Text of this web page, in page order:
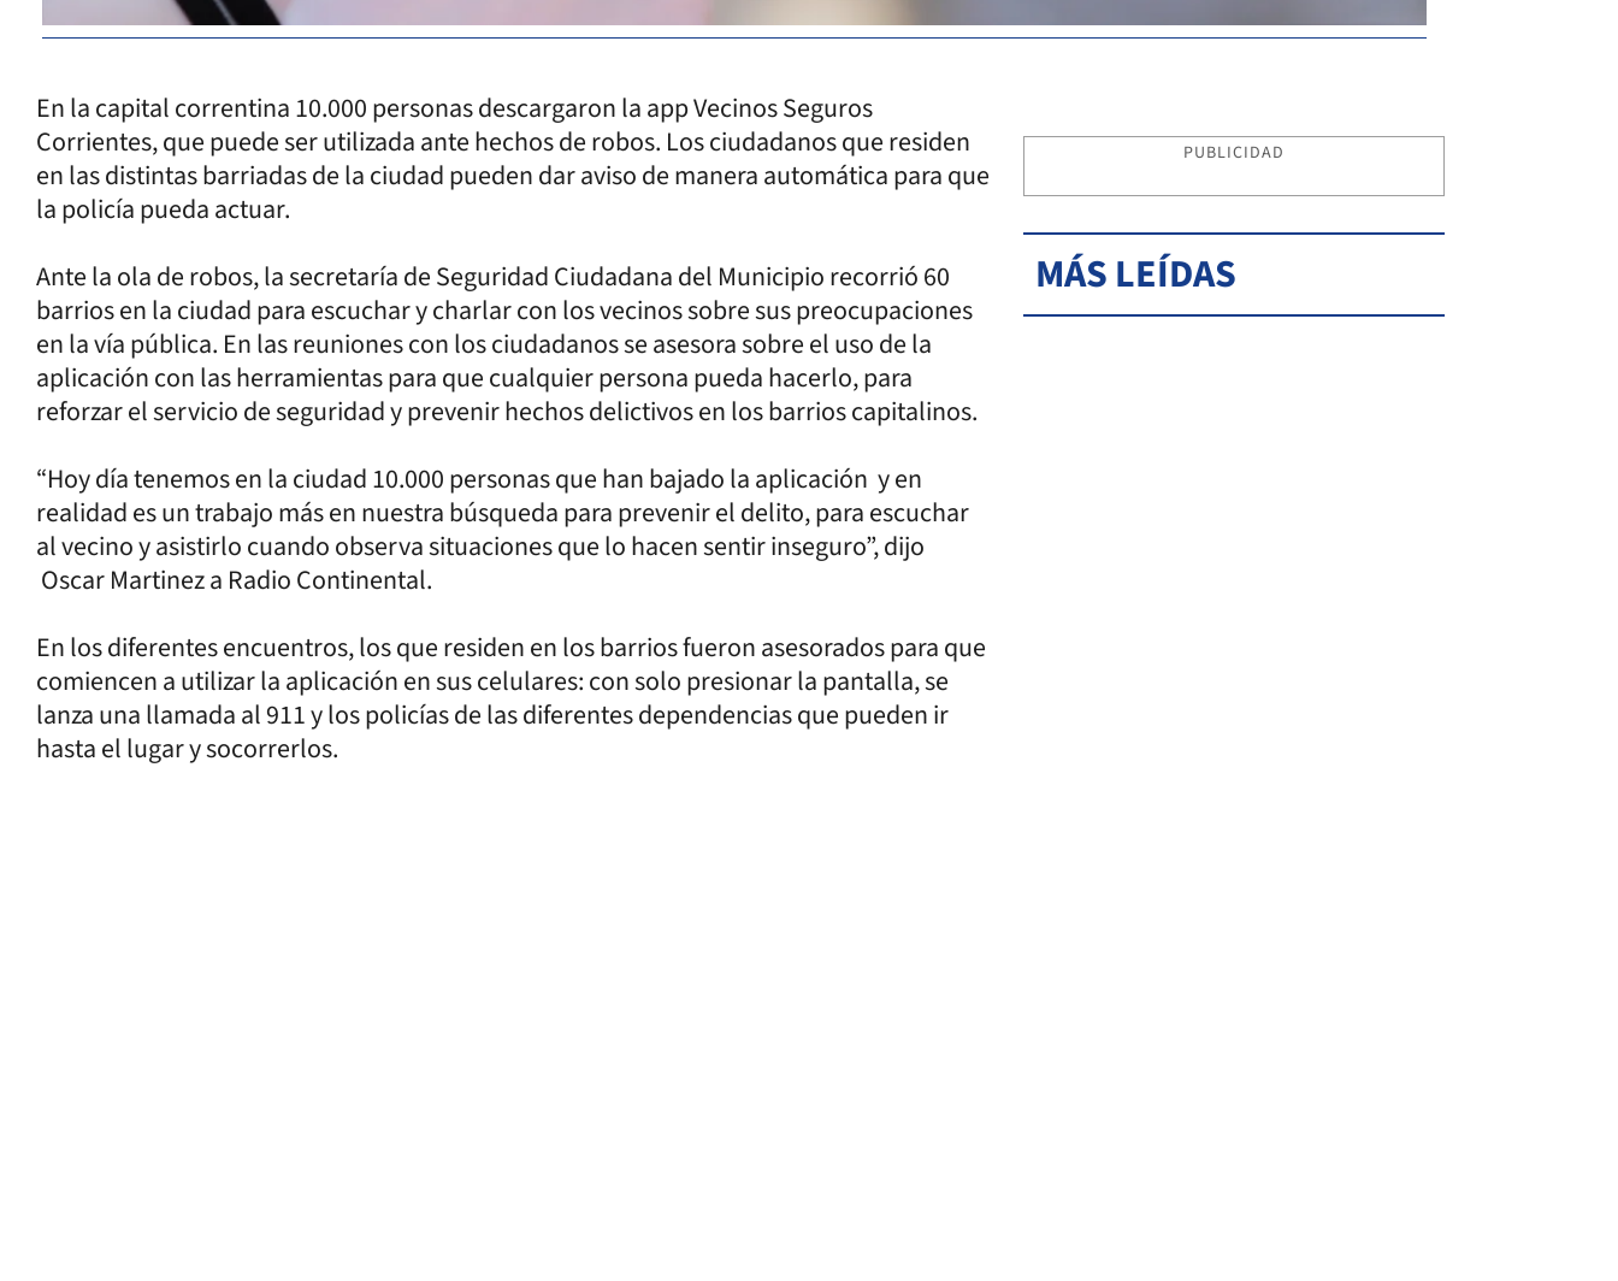
En la capital correntina 10.000 personas descargaron la app Vecinos Seguros
Corrientes, que puede ser utilizada ante hechos de robos. Los ciudadanos que residen
en las distintas barriadas de la ciudad pueden dar aviso de manera automática para que
la policía pueda actuar.
Ante la ola de robos, la secretaría de Seguridad Ciudadana del Municipio recorrió 60
barrios en la ciudad para escuchar y charlar con los vecinos sobre sus preocupaciones
en la vía pública. En las reuniones con los ciudadanos se asesora sobre el uso de la
aplicación con las herramientas para que cualquier persona pueda hacerlo, para
reforzar el servicio de seguridad y prevenir hechos delictivos en los barrios capitalinos.
“Hoy día tenemos en la ciudad 10.000 personas que han bajado la aplicación y en
realidad es un trabajo más en nuestra búsqueda para prevenir el delito, para escuchar
al vecino y asistirlo cuando observa situaciones que lo hacen sentir inseguro”, dijo
Oscar Martinez a Radio Continental.
En los diferentes encuentros, los que residen en los barrios fueron asesorados para que
comiencen a utilizar la aplicación en sus celulares: con solo presionar la pantalla, se
lanza una llamada al 911 y los policías de las diferentes dependencias que pueden ir
hasta el lugar y socorrerlos.
PUBLICIDAD
MÁS LEÍDAS